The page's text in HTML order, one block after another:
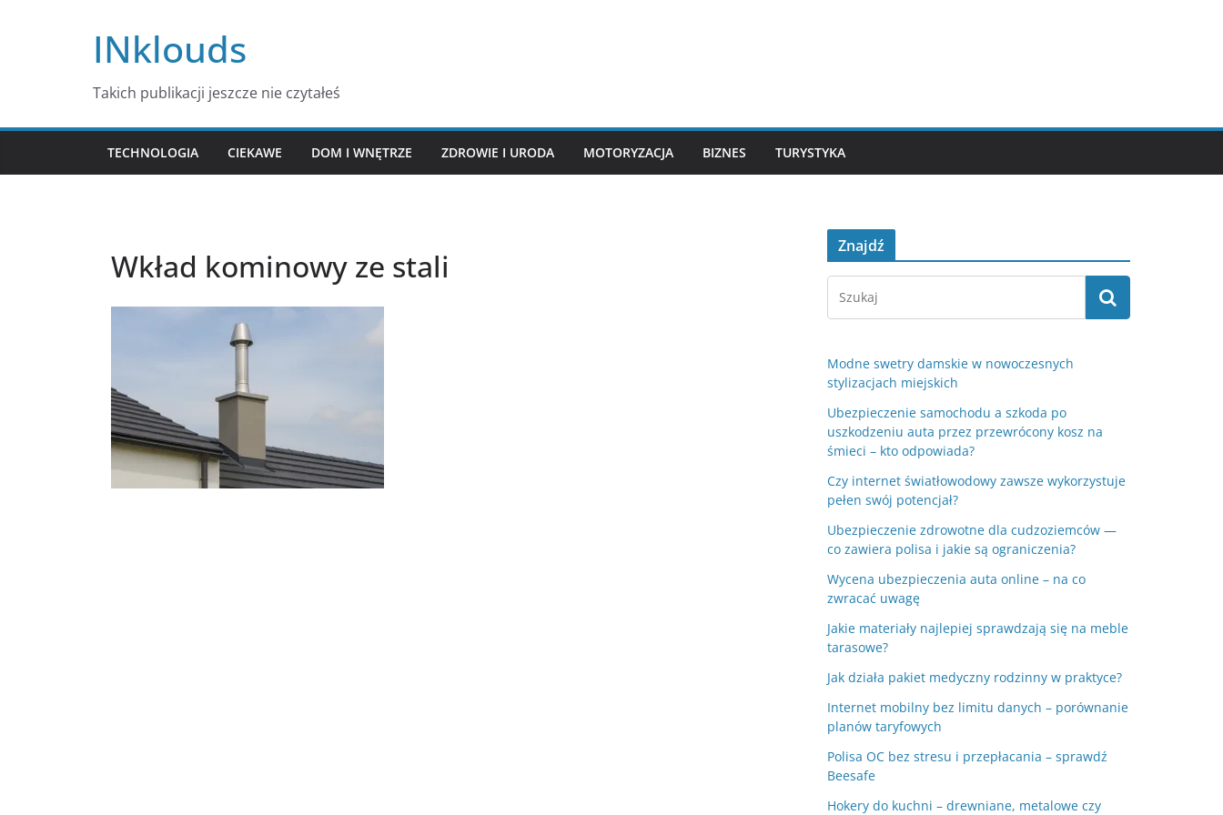
INklouds
Takich publikacji jeszcze nie czytałeś
TECHNOLOGIA CIEKAWE DOM I WNĘTRZE ZDROWIE I URODA MOTORYZACJA BIZNES TURYSTYKA
Wkład kominowy ze stali
Znajdź
Modne swetry damskie w nowoczesnych
stylizacjach miejskich
Ubezpieczenie samochodu a szkoda po
uszkodzeniu auta przez przewrócony kosz na
śmieci – kto odpowiada?
Czy internet światłowodowy zawsze wykorzystuje
pełen swój potencjał?
Ubezpieczenie zdrowotne dla cudzoziemców —
co zawiera polisa i jakie są ograniczenia?
Wycena ubezpieczenia auta online – na co
zwracać uwagę
Jakie materiały najlepiej sprawdzają się na meble
tarasowe?
Jak działa pakiet medyczny rodzinny w praktyce?
Internet mobilny bez limitu danych – porównanie
planów taryfowych
Polisa OC bez stresu i przepłacania – sprawdź
Beesafe
Hokery do kuchni – drewniane, metalowe czy